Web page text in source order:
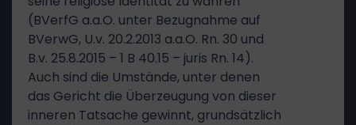
(BVerfG a.a.O. unter Bezugnahme auf
BVerwG, U.v. 20.2.2013 a.a.O. Rn. 30 und
B.v. 25.8.2015 – 1 B 40.15 – juris Rn. 14).
Auch sind die Umstände, unter denen
das Gericht die Überzeugung von dieser
inneren Tatsache gewinnt, grundsätzlich